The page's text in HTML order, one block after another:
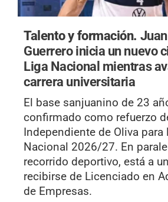
Talento y formación.
Guerrero inicia un nuevo
Liga Nacional mientras
carrera universitaria
El base sanjuanino de 23
confirmado como refuerzo
Independiente de Oliva para
Nacional 2026/27. En
recorrido deportivo, está a
recibirse de Licenciado en
de Empresas.